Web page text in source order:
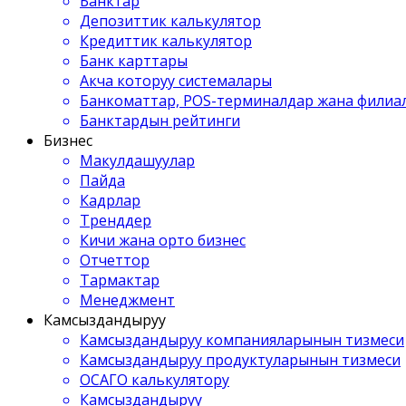
Депозиттик калькулятор
Кредиттик калькулятор
Банк карттары
Акча которуу системалары
Банкоматтар, POS-терминалдар жана
Банктардын рейтинги
Бизнес
Макулдашуулар
Пайда
Кадрлар
Тренддер
Кичи жана орто бизнес
Отчеттор
Тармактар
Менеджмент
Камсыздандыруу
Камсыздандыруу компанияларынын тизмеси
Камсыздандыруу продуктуларынын тизмеси
ОСАГО калькулятору
Камсыздандыруу